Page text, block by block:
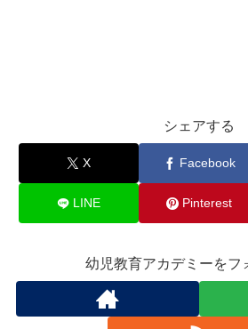
シェアする
X Facebook
LINE Pinterest
幼児教育アカデミーをフ